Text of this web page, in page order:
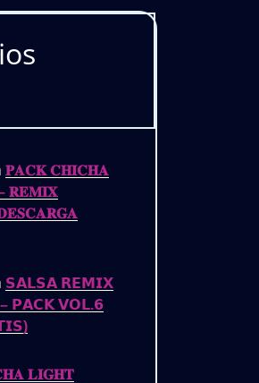
𝐏𝐀𝐂𝐊 𝐂𝐇𝐈𝐂𝐇𝐀
𝐑𝐄𝐌𝐈𝐗
𝗦𝗔𝗟𝗦𝗔 𝗥𝗘𝗠𝗜𝗫
𝗣𝗔𝗖𝗞 𝗩𝗢𝗟.𝟲
𝐋𝐈𝐆𝐇𝐓